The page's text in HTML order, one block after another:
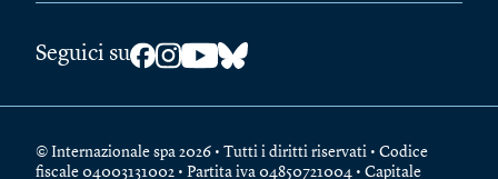
Seguici su
© Internazionale spa 2026 • Tutti i diritti riservati • Codice
fiscale 04003131002 • Partita iva 04850721004 • Capitale